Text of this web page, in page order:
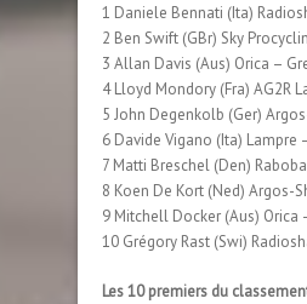
1 Daniele Bennati (Ita)
2 Ben Swift (GBr) Sky
3 Allan Davis (Aus) Orica –
4 Lloyd Mondory (Fra) AG2R
5 John Degenkolb (Ger)
6 Davide Vigano (Ita) Lampre
7 Matti Breschel (Den)
8 Koen De Kort (Ned) Argos-
9 Mitchell Docker (Aus) Orica
10 Grégory Rast (Swi)
Les 10 premiers du